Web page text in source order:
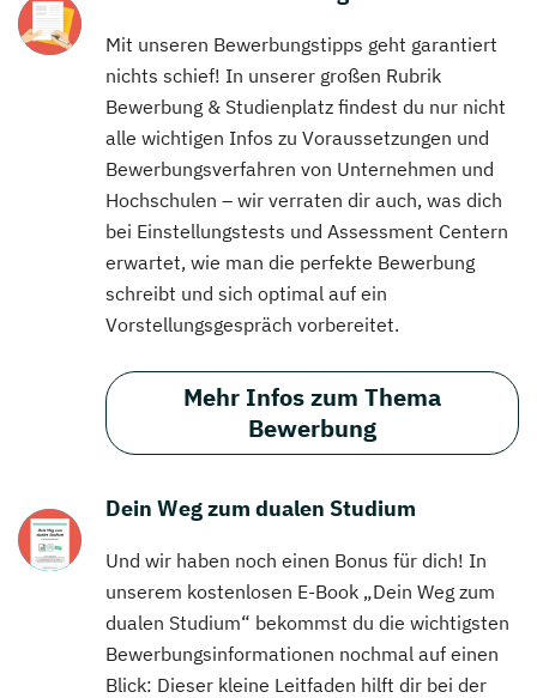
Mit unseren Bewerbungstipps geht garantiert
nichts schief! In unserer großen Rubrik
Bewerbung & Studienplatz findest du nur nicht
alle wichtigen Infos zu Voraussetzungen und
Bewerbungsverfahren von Unternehmen und
Hochschulen – wir verraten dir auch, was dich
bei Einstellungstests und Assessment Centern
erwartet, wie man die perfekte Bewerbung
schreibt und sich optimal auf ein
Vorstellungsgespräch vorbereitet.
Mehr Infos zum Thema
Bewerbung
Dein Weg zum dualen Studium
Und wir haben noch einen Bonus für dich! In
unserem kostenlosen E-Book „Dein Weg zum
dualen Studium“ bekommst du die wichtigsten
Bewerbungsinformationen nochmal auf einen
Blick: Dieser kleine Leitfaden hilft dir bei der